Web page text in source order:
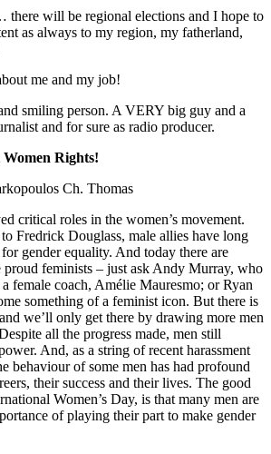
there will be regional elections and I hope to
as always to my region, my fatherland,
me and my job!
smiling person. A VERY big guy and a
and for sure as radio producer.
Rights!
Ch. Thomas
critical roles in the women’s movement.
Fredrick Douglass, male allies have long
gender equality. And today there are
feminists – just ask Andy Murray, who
female coach, Amélie Mauresmo; or Ryan
something of a feminist icon. But there is
we’ll only get there by drawing more men
all the progress made, men still
And, as a string of recent harassment
behaviour of some men has had profound
their success and their lives. The good
Women’s Day, is that many men are
of playing their part to make gender